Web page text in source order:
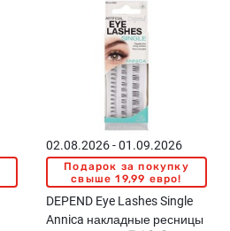
02.08.2026 - 01.09.2026
Подарок за покупку
свыше 19,99 евро!
DEPEND Eye Lashes Single
Annica накладные ресницы